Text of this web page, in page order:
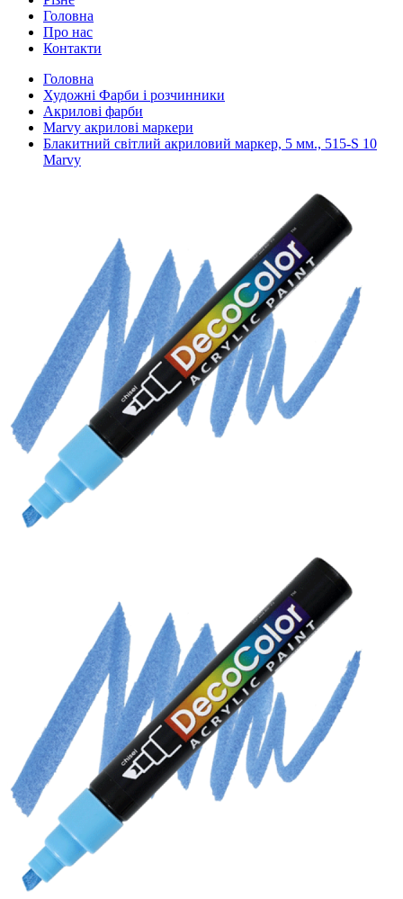
Головна
Про нас
Контакти
Головна
Художні Фарби і розчинники
Акрилові фарби
Marvy акрилові маркери
Блакитний світлий акриловий маркер, 5 мм., 515-S 10
Marvy